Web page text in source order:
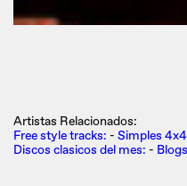
Artistas Relacionados:
Free style tracks: - Simples
Discos clasicos del mes: -